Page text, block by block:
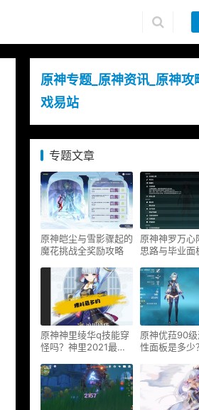
原神专题_原神资讯_原神攻
戏易站
专题文章
原神皑尘与雪影骤起的
魔花挑战全奖励攻略
原神神罗万心
思路与毕业面
原神神里绫华q技能穿
怪吗？神里2021最新
原神优菈90
性面板是多少